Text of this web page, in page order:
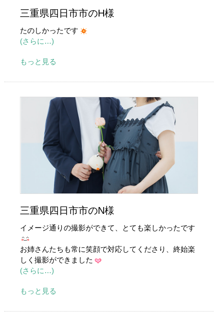
三重県四日市市のH様
たのしかったです
(さらに…)
もっと見る
三重県四日市市のN様
イメージ通りの撮影ができて、とても楽しかったです
お姉さんたちも常に笑顔で対応してくださり、終始楽
しく撮影ができました
(さらに…)
もっと見る